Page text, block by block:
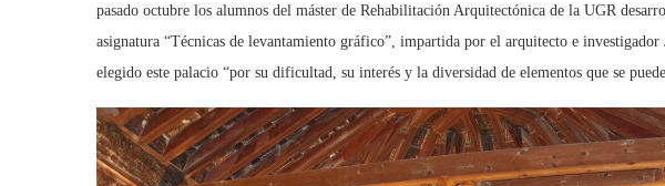
pasado octubre los alumnos del máster de Rehabilitación Arquitectónica de la UGR
asignatura “Técnicas de levantamiento gráfico”, impartida por el arquitecto e
elegido este palacio “por su dificultad, su interés y la diversidad de elementos que se